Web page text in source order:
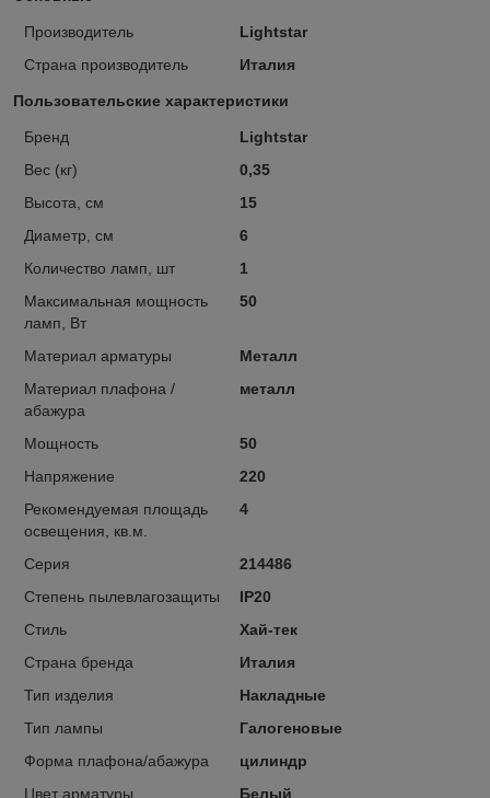
Производитель
Lightstar
Страна производитель
Италия
Пользовательские характеристики
Бренд
Lightstar
Вес (кг)
0,35
Высота, см
15
Диаметр, см
6
Количество ламп, шт
1
Максимальная мощность
ламп, Вт
50
Материал арматуры
Металл
Материал плафона /
абажура
металл
Мощность
50
Напряжение
220
Рекомендуемая площадь
освещения, кв.м.
4
Серия
214486
Степень пылевлагозащиты
IP20
Стиль
Хай-тек
Страна бренда
Италия
Тип изделия
Накладные
Тип лампы
Галогеновые
Форма плафона/абажура
цилиндр
Цвет арматуры
Белый